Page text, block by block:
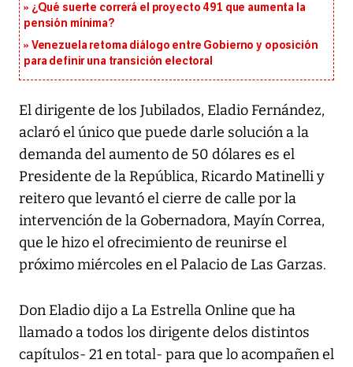
¿Qué suerte correrá el proyecto 491 que aumenta la
pensión mínima?
Venezuela retoma diálogo entre Gobierno y oposición
para definir una transición electoral
El dirigente de los Jubilados, Eladio Fernández,
aclaró el único que puede darle solución a la
demanda del aumento de 50 dólares es el
Presidente de la República, Ricardo Matinelli y
reitero que levantó el cierre de calle por la
intervención de la Gobernadora, Mayín Correa,
que le hizo el ofrecimiento de reunirse el
próximo miércoles en el Palacio de Las Garzas.
Don Eladio dijo a La Estrella Online que ha
llamado a todos los dirigente delos distintos
capítulos- 21 en total- para que lo acompañen el